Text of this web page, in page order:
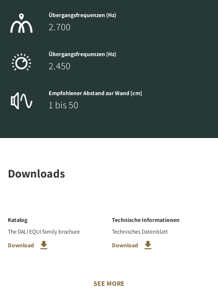
Übergangsfrequenzen (Hz)
2.700
Übergangsfrequenzen (Hz)
2.450
Empfohlener Abstand zur Wand [cm]
1 bis 50
Downloads
Katalog
The DALI EQUI family brochure
Download
Technische Informationen
Technisches Datenblatt
Download
SEE MORE